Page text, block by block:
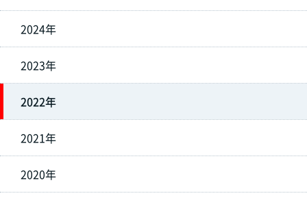
2024年
2023年
2022年
2021年
2020年